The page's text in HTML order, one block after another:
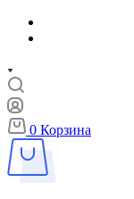
0 Корзина